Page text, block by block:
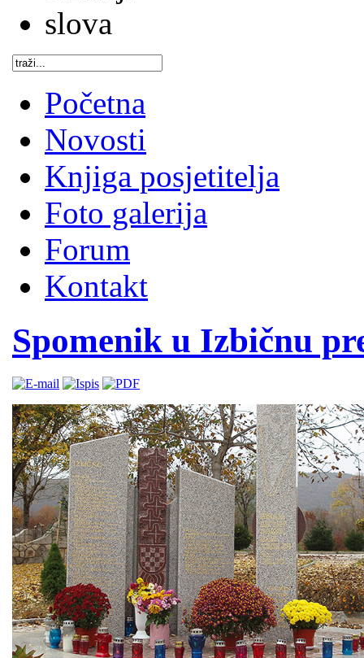
Početna
Novosti
Knjiga posjetitelja
Foto galerija
Forum
Kontakt
Spomenik u Izbičnu